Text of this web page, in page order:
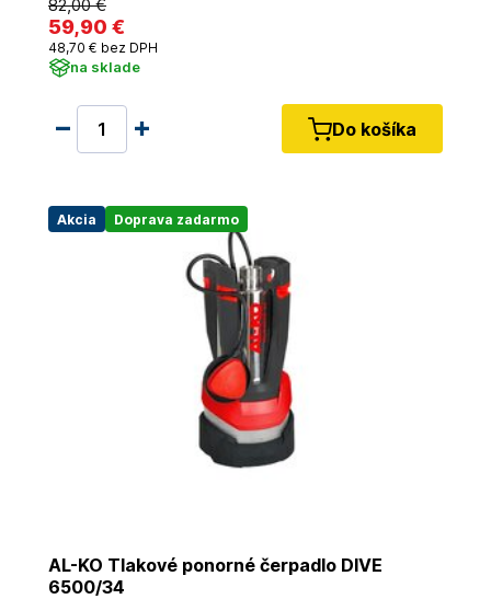
82,00 €
59,90 €
48,70 € bez DPH
na sklade
Do košíka
Akcia Doprava zadarmo
AL-KO Tlakové ponorné čerpadlo DIVE
6500/34